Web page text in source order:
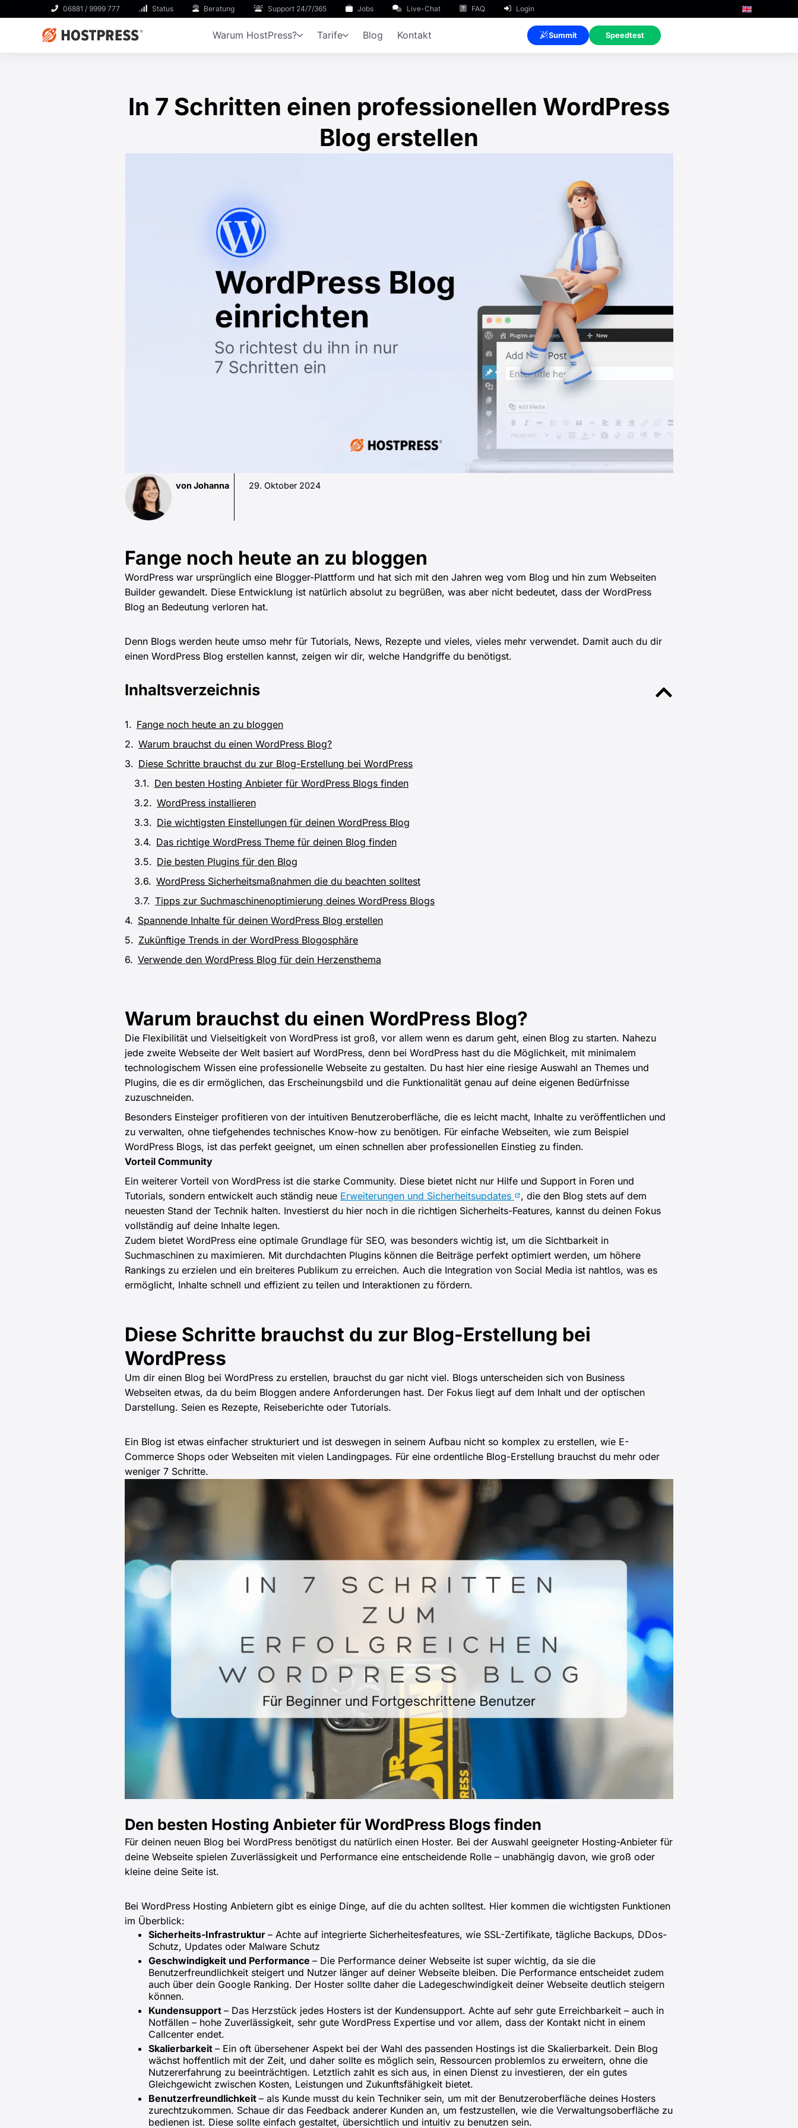
06881 / 9999 777 Status Beratung Support 24/7/365 Jobs Live-Chat FAQ Login
Warum HostPress? Tarife Blog Kontakt Summit Speedtest
In 7 Schritten einen professionellen WordPress
Blog erstellen
von Johanna 29. Oktober 2024
Fange noch heute an zu bloggen
WordPress war ursprünglich eine Blogger-Plattform und hat sich mit den Jahren weg vom Blog und hin zum Webseiten
Builder gewandelt. Diese Entwicklung ist natürlich absolut zu begrüßen, was aber nicht bedeutet, dass der WordPress
Blog an Bedeutung verloren hat.
Denn Blogs werden heute umso mehr für Tutorials, News, Rezepte und vieles, vieles mehr verwendet. Damit auch du dir
einen WordPress Blog erstellen kannst, zeigen wir dir, welche Handgriffe du benötigst.
Inhaltsverzeichnis
Fange noch heute an zu bloggen
Warum brauchst du einen WordPress Blog?
Diese Schritte brauchst du zur Blog-Erstellung bei WordPress
Den besten Hosting Anbieter für WordPress Blogs finden
WordPress installieren
Die wichtigsten Einstellungen für deinen WordPress Blog
Das richtige WordPress Theme für deinen Blog finden
Die besten Plugins für den Blog
WordPress Sicherheitsmaßnahmen die du beachten solltest
Tipps zur Suchmaschinenoptimierung deines WordPress Blogs
Spannende Inhalte für deinen WordPress Blog erstellen
Zukünftige Trends in der WordPress Blogosphäre
Verwende den WordPress Blog für dein Herzensthema
Warum brauchst du einen WordPress Blog?
Die Flexibilität und Vielseitigkeit von WordPress ist groß, vor allem wenn es darum geht, einen Blog zu starten. Nahezu
jede zweite Webseite der Welt basiert auf WordPress, denn bei WordPress hast du die Möglichkeit, mit minimalem
technologischem Wissen eine professionelle Webseite zu gestalten. Du hast hier eine riesige Auswahl an Themes und
Plugins, die es dir ermöglichen, das Erscheinungsbild und die Funktionalität genau auf deine eigenen Bedürfnisse
zuzuschneiden.
Besonders Einsteiger profitieren von der intuitiven Benutzeroberfläche, die es leicht macht, Inhalte zu veröffentlichen und
zu verwalten, ohne tiefgehendes technisches Know-how zu benötigen. Für einfache Webseiten, wie zum Beispiel
WordPress Blogs, ist das perfekt geeignet, um einen schnellen aber professionellen Einstieg zu finden.
Vorteil Community
Ein weiterer Vorteil von WordPress ist die starke Community. Diese bietet nicht nur Hilfe und Support in Foren und
Tutorials, sondern entwickelt auch ständig neue Erweiterungen und Sicherheitsupdates
, die den Blog stets auf dem
neuesten Stand der Technik halten. Investierst du hier noch in die richtigen Sicherheits-Features, kannst du deinen Fokus
vollständig auf deine Inhalte legen.
Zudem bietet WordPress eine optimale Grundlage für SEO, was besonders wichtig ist, um die Sichtbarkeit in
Suchmaschinen zu maximieren. Mit durchdachten Plugins können die Beiträge perfekt optimiert werden, um höhere
Rankings zu erzielen und ein breiteres Publikum zu erreichen. Auch die Integration von Social Media ist nahtlos, was es
ermöglicht, Inhalte schnell und effizient zu teilen und Interaktionen zu fördern.
Diese Schritte brauchst du zur Blog-Erstellung bei
WordPress
Um dir einen Blog bei WordPress zu erstellen, brauchst du gar nicht viel. Blogs unterscheiden sich von Business
Webseiten etwas, da du beim Bloggen andere Anforderungen hast. Der Fokus liegt auf dem Inhalt und der optischen
Darstellung. Seien es Rezepte, Reiseberichte oder Tutorials.
Ein Blog ist etwas einfacher strukturiert und ist deswegen in seinem Aufbau nicht so komplex zu erstellen, wie E-
Commerce Shops oder Webseiten mit vielen Landingpages. Für eine ordentliche Blog-Erstellung brauchst du mehr oder
weniger 7 Schritte.
Den besten Hosting Anbieter für WordPress Blogs finden
Für deinen neuen Blog bei WordPress benötigst du natürlich einen Hoster. Bei der Auswahl geeigneter Hosting-Anbieter für
deine Webseite spielen Zuverlässigkeit und Performance eine entscheidende Rolle – unabhängig davon, wie groß oder
kleine deine Seite ist.
Bei WordPress Hosting Anbietern gibt es einige Dinge, auf die du achten solltest. Hier kommen die wichtigsten Funktionen
im Überblick:
Sicherheits-Infrastruktur – Achte auf integrierte Sicherheitesfeatures, wie SSL-Zertifikate, tägliche Backups, DDos-
Schutz, Updates oder Malware Schutz
Geschwindigkeit und Performance – Die Performance deiner Webseite ist super wichtig, da sie die
Benutzerfreundlichkeit steigert und Nutzer länger auf deiner Webseite bleiben. Die Performance entscheidet zudem
auch über dein Google Ranking. Der Hoster sollte daher die Ladegeschwindigkeit deiner Webseite deutlich steigern
können.
Kundensupport – Das Herzstück jedes Hosters ist der Kundensupport. Achte auf sehr gute Erreichbarkeit – auch in
Notfällen – hohe Zuverlässigkeit, sehr gute WordPress Expertise und vor allem, dass der Kontakt nicht in einem
Callcenter endet.
Skalierbarkeit – Ein oft übersehener Aspekt bei der Wahl des passenden Hostings ist die Skalierbarkeit. Dein Blog
wächst hoffentlich mit der Zeit, und daher sollte es möglich sein, Ressourcen problemlos zu erweitern, ohne die
Nutzererfahrung zu beeinträchtigen. Letztlich zahlt es sich aus, in einen Dienst zu investieren, der ein gutes
Gleichgewicht zwischen Kosten, Leistungen und Zukunftsfähigkeit bietet.
Benutzerfreundlichkeit – als Kunde musst du kein Techniker sein, um mit der Benutzeroberfläche deines Hosters
zurechtzukommen. Schaue dir das Feedback anderer Kunden an, um festzustellen, wie die Verwaltungsoberfläche zu
bedienen ist. Diese sollte einfach gestaltet, übersichtlich und intuitiv zu benutzen sein.